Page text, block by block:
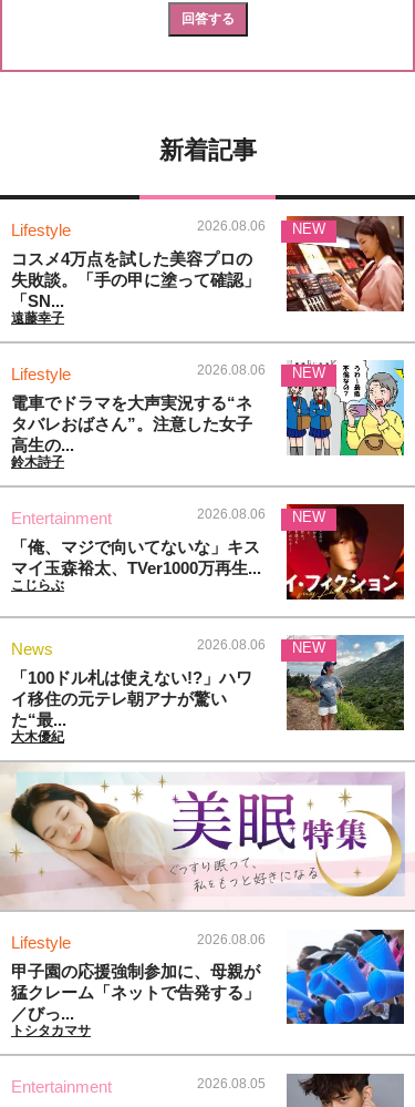
新着記事
Lifestyle 2026.08.06
コスメ4万点を試した美容プロの
失敗談。「手の甲に塗って確認」
「SN...
遠藤幸子
NEW
Lifestyle 2026.08.06
電車でドラマを大声実況する“ネ
タバレおばさん”。注意した女子
高生の...
鈴木詩子
NEW
Entertainment 2026.08.06
「俺、マジで向いてないな」キス
マイ玉森裕太、TVer1000万再生...
こじらぶ
NEW
News 2026.08.06
「100ドル札は使えない!?」ハワ
イ移住の元テレ朝アナが驚い
た“最...
大木優紀
NEW
Lifestyle 2026.08.06
甲子園の応援強制参加に、母親が
猛クレーム「ネットで告発する」
／びっ...
トシタカマサ
Entertainment 2026.08.05